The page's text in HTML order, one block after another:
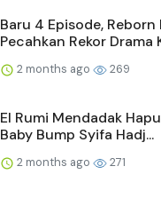
Baru 4 Episode, Reborn
Pecahkan Rekor Drama
2 months ago 269
El Rumi Mendadak
Baby Bump Syifa Hadj...
2 months ago 271